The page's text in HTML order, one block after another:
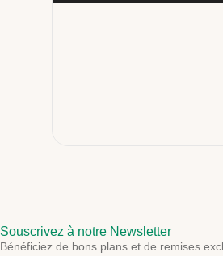
Souscrivez à notre Newsletter
Bénéficiez de bons plans et de remises